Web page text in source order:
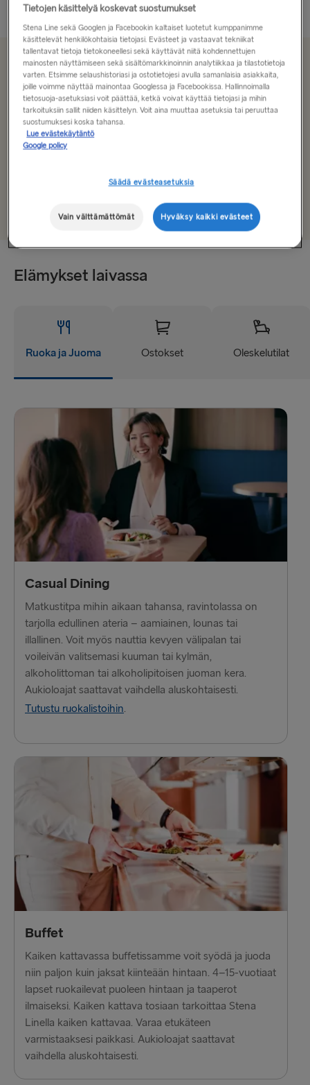
Lue lisää
Alkaen 99.60€ , yksi suunta, yksi henkilöauto ja kuljettaja
Reitti
Gothenburg → Frederikshavn
Gothenburg → Frederikshavn
Frederikshavn → Gothenburg
Trelleborg → Rostock
Liverpool → Belfast
Cairnryan → Belfast
Harwich → Hook of Holland
Fishguard → Rosslare
Kiel → Gothenburg
Halmstad → Grenaa
Karlskrona → Gdynia
Dublin → Holyhead
Belfast → Liverpool
Belfast → Cairnryan
Hook of Holland → Harwich
Liepāja → Travemünde
Travemünde → Liepāja
LATVIASTA RUOTSIIN
Ventspils → Nynäshamn
Valitse päivämäärä
Elämykset laivassa
Ruoka ja Juoma Ostokset Oleskelutilat
Casual Dining
Matkustitpa mihin aikaan tahansa, ravintolassa on
tarjolla edullinen ateria – aamiainen, lounas tai
illallinen. Voit myös nauttia kevyen välipalan tai
voileivän valitsemasi kuuman tai kylmän,
alkoholittoman tai alkoholipitoisen juoman kera.
Aukioloajat saattavat vaihdella aluskohtaisesti.
Tutustu ruokalistoihin.
Buffet
Kaiken kattavassa buffetissamme voit syödä ja juoda
niin paljon kuin jaksat kiinteään hintaan. 4–15-vuotiaat
lapset ruokailevat puoleen hintaan ja taaperot
ilmaiseksi. Kaiken kattava tosiaan tarkoittaa Stena
Linella kaiken kattavaa. Varaa etukäteen
varmistaaksesi paikkasi. Aukioloajat saattavat
vaihdella aluskohtaisesti.
Tietojen käsittelyä koskevat suostumukset
Stena Line sekä Googlen ja Facebookin kaltaiset luotetut kumppanimme
käsittelevät henkilökohtaisia tietojasi. Evästeet ja vastaavat tekniikat
tallentavat tietoja tietokoneellesi sekä käyttävät niitä kohdennettujen
mainosten näyttämiseen sekä sisältömarkkinoinnin analytiikkaa ja tilastotietoja
varten. Etsimme selaushistoriasi ja ostotietojesi avulla samanlaisia asiakkaita,
joille voimme näyttää mainontaa Googlessa ja Facebookissa. Hallinnoimalla
tietosuoja-asetuksiasi voit päättää, ketkä voivat käyttää tietojasi ja mihin
tarkoituksiin sallit niiden käsittelyn. Voit aina muuttaa asetuksia tai peruuttaa
suostumuksesi koska tahansa.
Lue evästekäytäntö
Google policy
Säädä evästeasetuksia
Vain välttämättömät Hyväksy kaikki evästeet